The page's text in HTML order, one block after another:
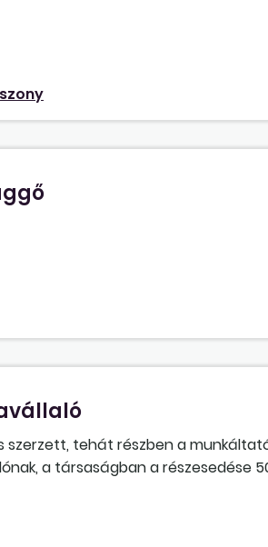
mint egy rendes
szerzett, tehát részben a
a társaságban a részesedése
továbbra is a céggel kötött
aki az ügyvezető is.
is van, és az érintett